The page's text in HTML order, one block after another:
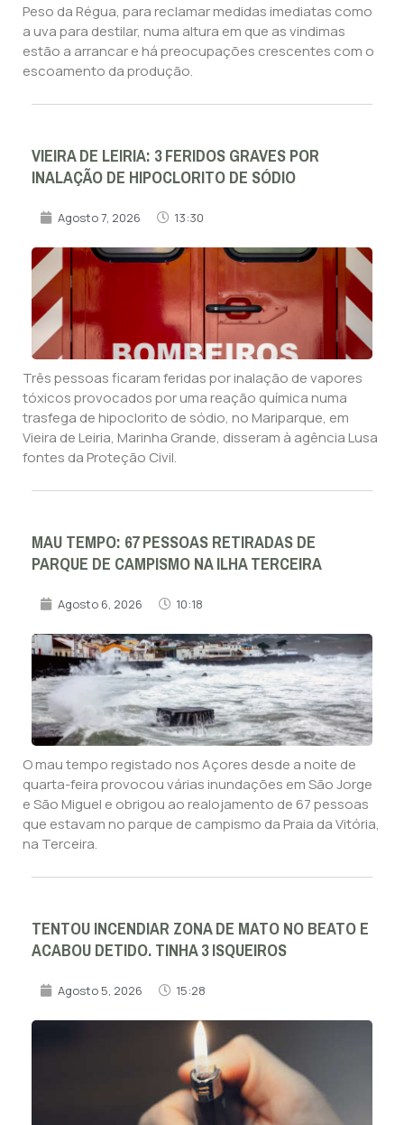
Peso da Régua, para reclamar medidas imediatas como
a uva para destilar, numa altura em que as vindimas
estão a arrancar e há preocupações crescentes com o
escoamento da produção.
VIEIRA DE LEIRIA: 3 FERIDOS GRAVES POR
INALAÇÃO DE HIPOCLORITO DE SÓDIO
Agosto 7, 2026 13:30
Três pessoas ficaram feridas por inalação de vapores
tóxicos provocados por uma reação química numa
trasfega de hipoclorito de sódio, no Mariparque, em
Vieira de Leiria, Marinha Grande, disseram à agência Lusa
fontes da Proteção Civil.
MAU TEMPO: 67 PESSOAS RETIRADAS DE
PARQUE DE CAMPISMO NA ILHA TERCEIRA
Agosto 6, 2026 10:18
O mau tempo registado nos Açores desde a noite de
quarta-feira provocou várias inundações em São Jorge
e São Miguel e obrigou ao realojamento de 67 pessoas
que estavam no parque de campismo da Praia da Vitória,
na Terceira.
TENTOU INCENDIAR ZONA DE MATO NO BEATO E
ACABOU DETIDO. TINHA 3 ISQUEIROS
Agosto 5, 2026 15:28